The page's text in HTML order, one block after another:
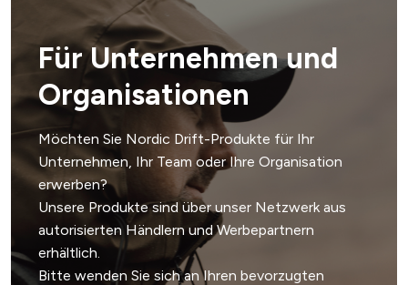
Für Unternehmen und
Organisationen
Möchten Sie Nordic Drift-Produkte für Ihr
Unternehmen, Ihr Team oder Ihre Organisation
erwerben?
Unsere Produkte sind über unser Netzwerk aus
autorisierten Händlern und Werbepartnern
erhältlich.
Bitte wenden Sie sich an Ihren bevorzugten